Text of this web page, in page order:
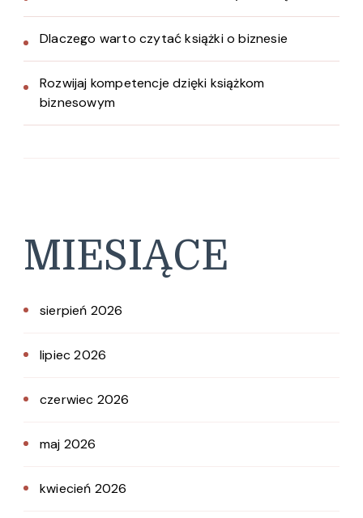
Dlaczego warto czytać książki o biznesie
Rozwijaj kompetencje dzięki książkom
biznesowym
MIESIĄCE
sierpień 2026
lipiec 2026
czerwiec 2026
maj 2026
kwiecień 2026